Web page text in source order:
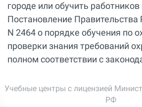
городе или обучить
Постановление Правительства
N 2464 о порядке обучения по
проверки знания требований
полном соответствии с
Учебные центры с лицензией
РФ